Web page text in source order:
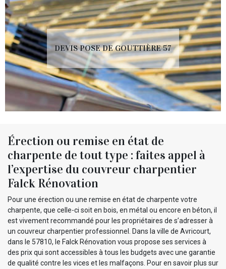
DEVIS POSE DE GOUTTIÈRE 57
Érection ou remise en état de
charpente de tout type : faites appel à
l’expertise du couvreur charpentier
Falck Rénovation
Pour une érection ou une remise en état de charpente votre
charpente, que celle-ci soit en bois, en métal ou encore en béton, il
est vivement recommandé pour les propriétaires de s’adresser à
un couvreur charpentier professionnel. Dans la ville de Avricourt,
dans le 57810, le Falck Rénovation vous propose ses services à
des prix qui sont accessibles à tous les budgets avec une garantie
de qualité contre les vices et les malfaçons. Pour en savoir plus sur